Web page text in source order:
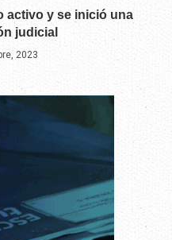
activo y se inició una
judicial
2023